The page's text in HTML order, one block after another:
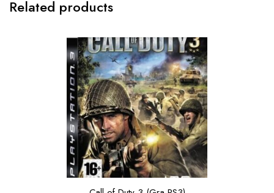
Related products